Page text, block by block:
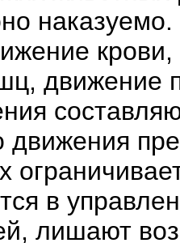
наказуемо.
крови,
движение
движения
в
лишают